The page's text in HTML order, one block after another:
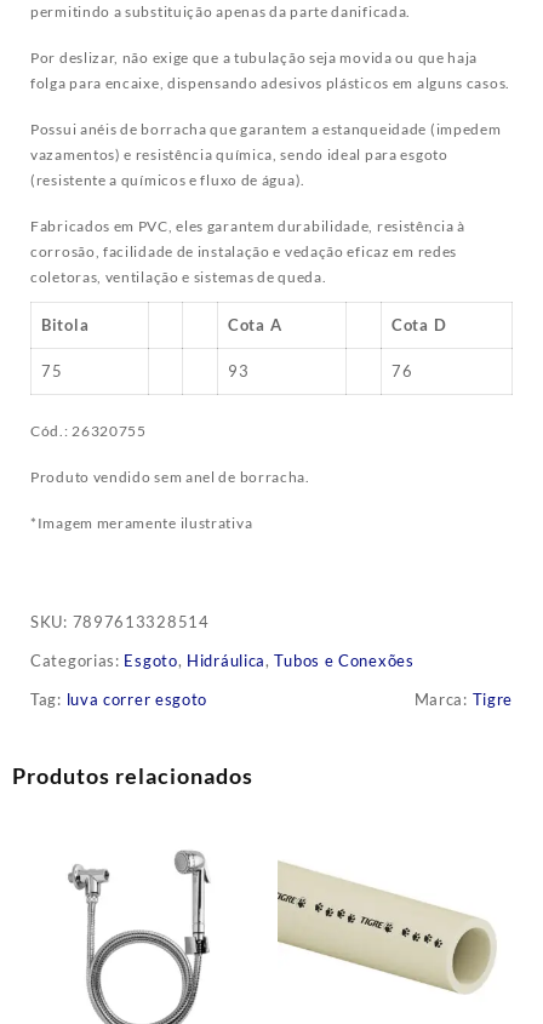
permitindo a substituição apenas da parte danificada.
Por deslizar, não exige que a tubulação seja movida ou que haja
folga para encaixe, dispensando adesivos plásticos em alguns casos.
Possui anéis de borracha que garantem a estanqueidade (impedem
vazamentos) e resistência química, sendo ideal para esgoto
(resistente a químicos e fluxo de água).
Fabricados em PVC, eles garantem durabilidade, resistência à
corrosão, facilidade de instalação e vedação eficaz em redes
coletoras, ventilação e sistemas de queda.
Bitola Cota A Cota D
75 93 76
Cód.: 26320755
Produto vendido sem anel de borracha.
*Imagem meramente ilustrativa
SKU: 7897613328514
Categorias: Esgoto, Hidráulica,Tubos e Conexões
Tag: luva correr esgoto Marca: Tigre
Produtos relacionados